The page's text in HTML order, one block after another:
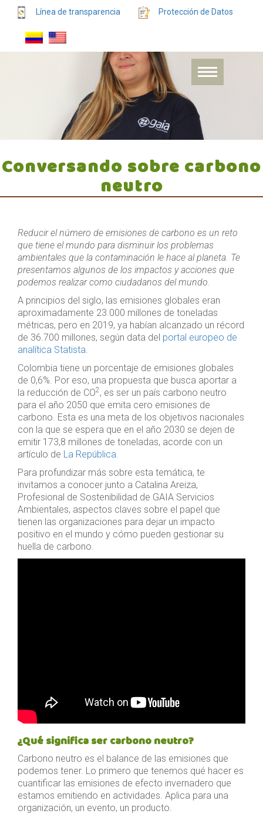
Línea de transparencia Protección de Datos
Conversando sobre carbono
neutro
Reducir el número de emisiones de carbono es un reto
que tiene el mundo para disminuir los problemas
ambientales que la contaminación le hace al planeta. Te
presentamos algunos de los impactos y acciones que
podemos realizar como ciudadanos del mundo.
A principios del siglo, las emisiones globales eran
aproximadamente 23.000 millones de toneladas
métricas, pero en 2019, ya habían alcanzado un récord
de 36.700 millones, según data del portal europeo de
analítica Statista
Colombia tiene un porcentaje de emisiones globales
de 0,6%. Por eso, una propuesta que busca aportar a
la reducción de CO2 , es ser un país carbono neutro
para el año 2050 que emita cero emisiones de
carbono. Esta es una meta de los objetivos nacionales
con la que se espera que en el año 2030 se dejen de
emitir 173,8 millones de toneladas, acorde con un
artículo de La República.
Para profundizar más sobre esta temática, te
invitamos a conocer junto a Catalina Areiza,
Profesional de Sostenibilidad de GAIA Servicios
Ambientales, aspectos claves sobre el papel que
tienen las organizaciones para dejar un impacto
positivo en el mundo y cómo pueden gestionar su
huella de carbono.
¿Qué significa ser carbono neutro?
Carbono neutro es el balance de las emisiones que
podemos tener. Lo primero que tenemos qué hacer es
cuantificar las emisiones de efecto invernadero que
estamos emitiendo en actividades. Aplica para una
organización, un evento, un producto.